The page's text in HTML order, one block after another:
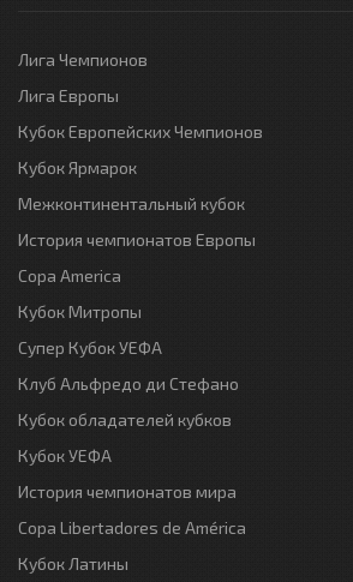
Лига Чемпионов
Лига Европы
Кубок Европейских Чемпионов
Кубок Ярмарок
Межконтинентальный кубок
История чемпионатов Европы
Copa America
Кубок Митропы
Супер Кубок УЕФА
Клуб Альфредо ди Стефано
Кубок обладателей кубков
Кубок УЕФА
История чемпионатов мира
Copa Libertadores de América
Кубок Латины